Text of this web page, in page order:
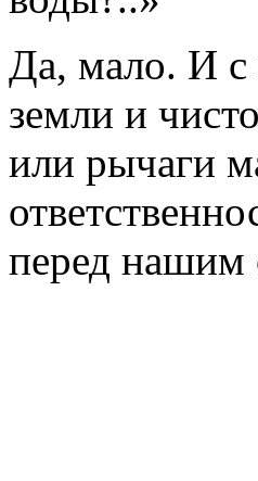
Да, мало. И с
земли и
или рычаги
перед нашим